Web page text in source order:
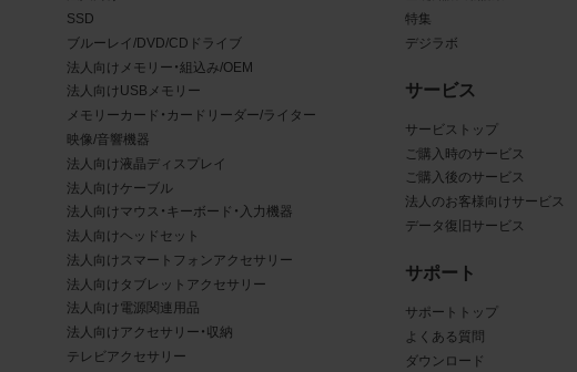
商品写真データを他社のロゴ又は他社商品等に近づけて掲記するな
どして、当社と提携、協力関係等にあるとの示唆や誤解を生じさせう
る態様の利用を行わないこと
その他、当社の運営するサイトではないと看者が判断することを困難
とするような態様で、商品写真データを利用しないこと
4.免責事項
当社は、商品写真データの正確性、完全性、適合性、有用性、最新性、第三者
権利の非侵害等について保証するものではありません。また、商品写真
データの利用に起因して発生した一切の損害について、当社はその賠償の
責任を負いません。また、商品写真データの内容は予告なしに変更又は掲
載を中止することがありますのでご了承ください。
SSD
ブルーレイ/DVD/CDドライブ
法人向けメモリー・組込み/OEM
法人向けUSBメモリー
メモリーカード・カードリーダー/ライター
映像/音響機器
法人向け液晶ディスプレイ
法人向けケーブル
法人向けマウス・キーボード・入力機器
法人向けヘッドセット
法人向けスマートフォンアクセサリー
法人向けタブレットアクセサリー
法人向け電源関連用品
法人向けアクセサリー・収納
テレビアクセサリー
特集
デジラボ
サービス
サービストップ
ご購入時のサービス
ご購入後のサービス
法人のお客様向けサービス
データ復旧サービス
サポート
サポートトップ
よくある質問
ダウンロード